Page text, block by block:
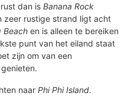
dan is Banana Rock
zeer rustige strand ligt acht
Beach en is alleen te bereiken
punt van het eiland staat
zijn om van een
naar Phi Phi Island.